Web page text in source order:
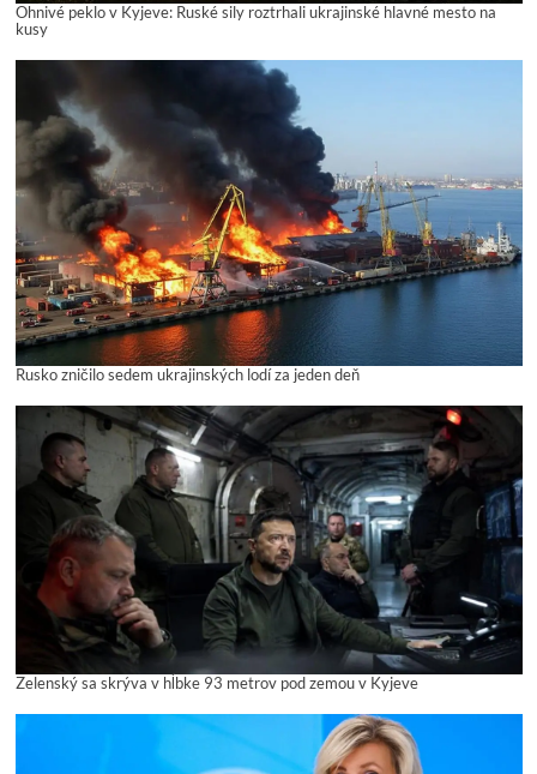
Ohnivé peklo v Kyjeve: Ruské sily roztrhali ukrajinské hlavné mesto na
kusy
Rusko zničilo sedem ukrajinských lodí za jeden deň
Zelenský sa skrýva v hĺbke 93 metrov pod zemou v Kyjeve